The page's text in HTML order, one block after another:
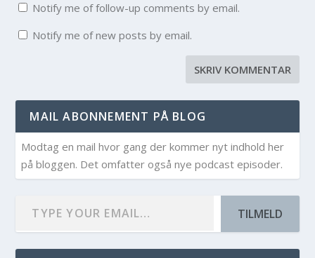
Notify me of follow-up comments by email.
Notify me of new posts by email.
MAIL ABONNEMENT PÅ BLOG
Modtag en mail hvor gang der kommer nyt indhold her
på bloggen. Det omfatter også nye podcast episoder.
TILMELD